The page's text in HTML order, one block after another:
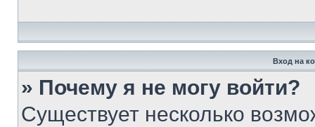
Вход на
» Почему я не могу войти?
Существует несколько